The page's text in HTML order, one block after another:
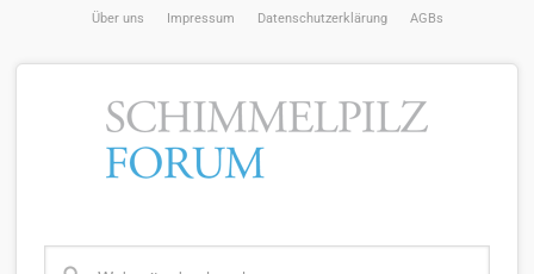
Über uns Impressum Datenschutzerklärung AGBs